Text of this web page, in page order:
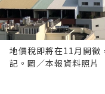
地價稅即將在11月開徵
記。圖／本報資料照片